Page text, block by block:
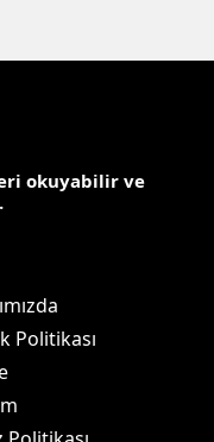
okuyabilir ve
Politikası